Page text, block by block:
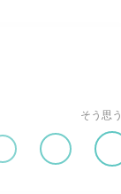
そう思う